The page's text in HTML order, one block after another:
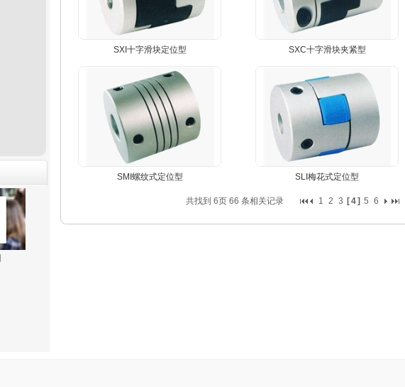
SXI十字滑块定位型 SXC十字滑块夹紧型
SMI螺纹式定位型 SLI梅花式定位型
共找到 6页 66 条相关记录 1 2 3 [4] 5 6